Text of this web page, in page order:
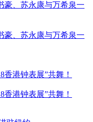
豪、苏永康与万希泉一
豪、苏永康与万希泉一
港钟表展”共舞！
港钟表展”共舞！